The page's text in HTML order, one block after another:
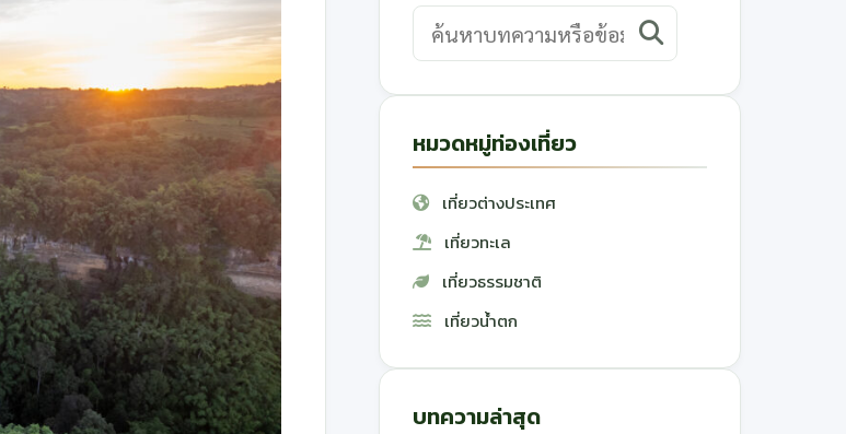
หมวดหมู่ท่องเที่ยว
เที่ยวต่างประเทศ
เที่ยวทะเล
เที่ยวธรรมชาติ
เที่ยวน้ำตก
บทความล่าสุด